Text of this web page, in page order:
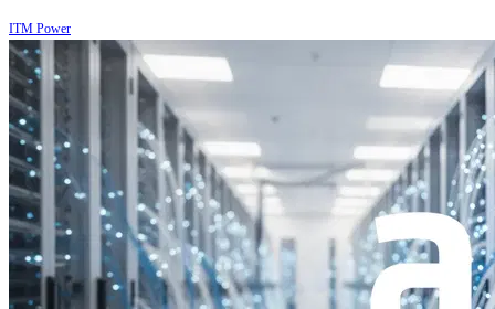
ITM Power